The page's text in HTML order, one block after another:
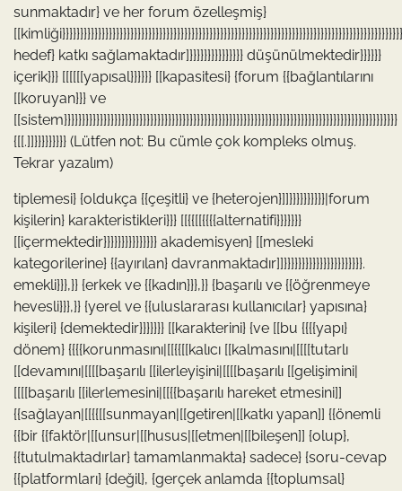
sunmaktadır} ve her forum özelleşmiş}
hedef} katkı sağlamaktadır]}}}}}}}}}}}}}}} düşünülmektedir}}}}}}
içerik}}} [[[[[[yapısal}}}}}} [[kapasitesi} {forum {{bağlantılarını
[[koruyan}}} ve
[[sistem}}}}}}}}}}}}}}}}}}}}}}}}}}}}}}}}}}}}}}}}}}}}}}}}}}}}}}}}}}}}}}}}}}}}}}}}}}}}}}}}}}}}}}}}}}}}}
{[[.]]}}}}}}}}} (Lütfen not: Bu cümle çok kompleks olmuş.
Tekrar yazalım)
tiplemesi} {oldukça {{çeşitli} ve {heterojen}]]}}}}}}}}}}|forum
kişilerin} karakteristikleri}}} [[{{[[{{{{alternatifi}}}}}}}
[[içermektedir}}}}}}}}}}}}}}} akademisyen} [[mesleki
kategorilerine} {{ayırılan} davranmaktadır]]}}}}}}}}}}}}}}}}}}}}}}.
emekli}}},}} {erkek ve {{kadın}}},}} {başarılı ve {{öğrenmeye
hevesli}}},}} {yerel ve {{uluslararası kullanıcılar} yapısına}
kişileri} {demektedir}}}}}}} [[karakterini} {ve [[bu {{{{yapı}
dönem} {{{{korunmasını|[[{{[[kalıcı [[kalmasını|[[[[tutarlı
[[devamını|[[[[başarılı [[ilerleyişini|[[[[başarılı [[gelişimini|
[[[[başarılı [[ilerlemesini|[[{{başarılı hareket etmesini]]
{{sağlayan|[[{{[[sunmayan|[[getiren|[[katkı yapan]] {{önemli
{{bir {{faktör|[[unsur|[[husus|[[etmen|[[bileşen]] {olup},
{{tutulmaktadırlar} tamamlanmakta} sadece} {soru-cevap
{{platformları} {değil}, {gerçek anlamda {{toplumsal}